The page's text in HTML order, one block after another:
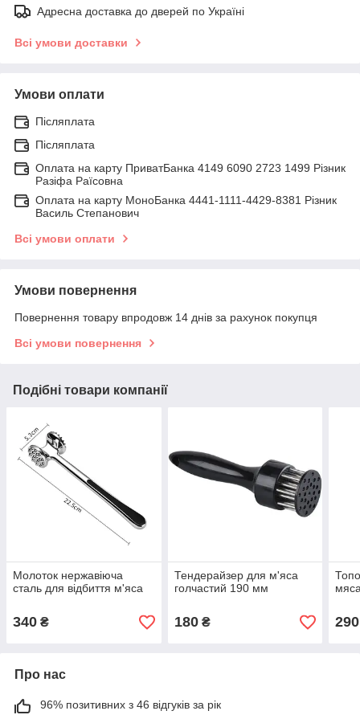
Адресна доставка до дверей по Україні
Всі умови доставки
Умови оплати
Післяплата
Післяплата
Оплата на карту ПриватБанка 4149 6090 2723 1499 Різник
Разіфа Раїсовна
Оплата на карту МоноБанка 4441-1111-4429-8381 Різник
Василь Степанович
Всі умови оплати
Умови повернення
Повернення товару впродовж 14 днів за рахунок покупця
Всі умови повернення
Подібні товари компанії
Молоток нержавіюча
сталь для відбиття м'яса
340 ₴
Тендерайзер для м'яса
голчастий 190 мм
180₴ 290
Про нас
96% позитивних з 46 відгуків за рік